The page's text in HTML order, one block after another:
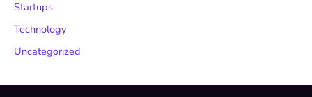
Startups
Technology
Uncategorized